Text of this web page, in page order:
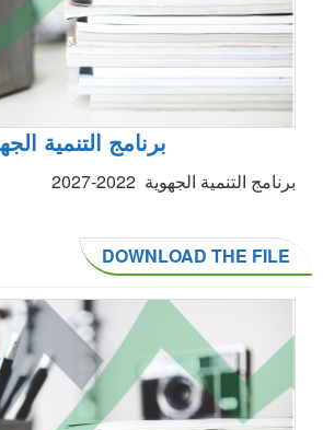
برنامج التنمية الجهوية
برنامج التنمية الجهوية 2022-2027
DOWNLOAD THE FILE